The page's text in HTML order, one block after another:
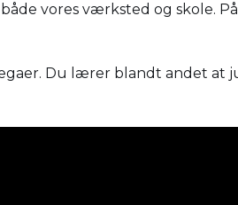
vores værksted og skole.
Du lærer blandt andet at